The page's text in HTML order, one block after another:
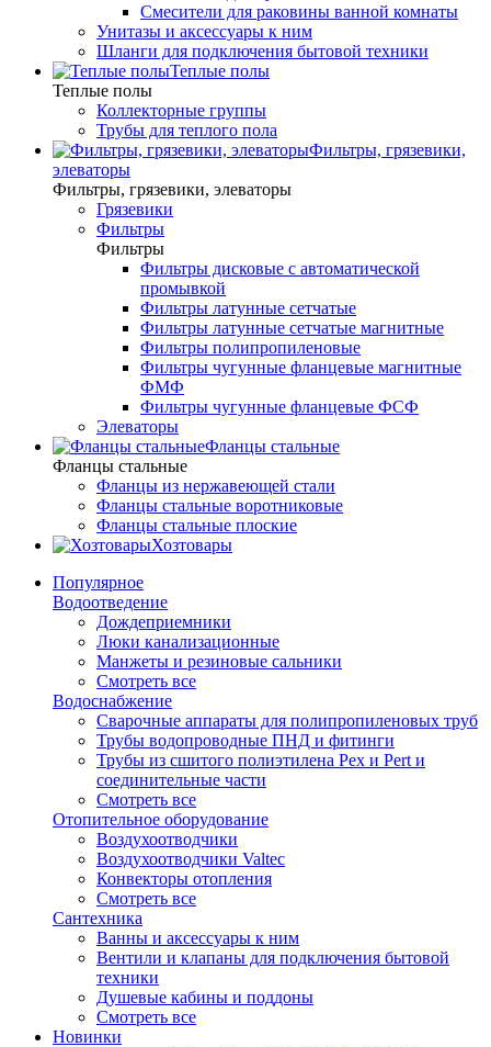
Смесители для раковины ванной комнаты
Унитазы и аксессуары к ним
Шланги для подключения бытовой техники
Теплые полы
Теплые полы
Коллекторные группы
Трубы для теплого пола
Фильтры, грязевики,
элеваторы
Фильтры, грязевики, элеваторы
Грязевики
Фильтры
Фильтры
Фильтры дисковые с автоматической
промывкой
Фильтры латунные сетчатые
Фильтры латунные сетчатые магнитные
Фильтры полипропиленовые
Фильтры чугунные фланцевые магнитные
ФМФ
Фильтры чугунные фланцевые ФСФ
Элеваторы
Фланцы стальные
Фланцы стальные
Фланцы из нержавеющей стали
Фланцы стальные воротниковые
Фланцы стальные плоские
Хозтовары
Популярное
Водоотведение
Дождеприемники
Люки канализационные
Манжеты и резиновые сальники
Смотреть все
Водоснабжение
Сварочные аппараты для полипропиленовых труб
Трубы водопроводные ПНД и фитинги
Трубы из сшитого полиэтилена Pex и Pert и
соединительные части
Смотреть все
Отопительное оборудование
Воздухоотводчики
Воздухоотводчики Valtec
Конвекторы отопления
Смотреть все
Сантехника
Ванны и аксессуары к ним
Вентили и клапаны для подключения бытовой
техники
Душевые кабины и поддоны
Смотреть все
Новинки